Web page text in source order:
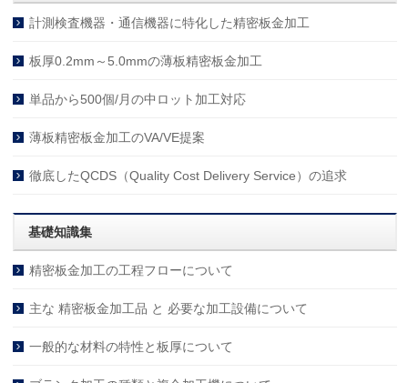
計測検査機器・通信機器に特化した精密板金加工
板厚0.2mm～5.0mmの薄板精密板金加工
単品から500個/月の中ロット加工対応
薄板精密板金加工のVA/VE提案
徹底したQCDS（Quality Cost Delivery Service）の追求
基礎知識集
精密板金加工の工程フローについて
主な 精密板金加工品 と 必要な加工設備について
一般的な材料の特性と板厚について